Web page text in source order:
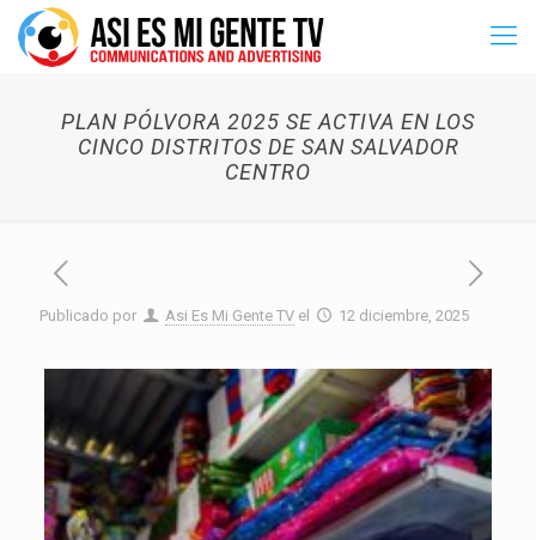
PLAN PÓLVORA 2025 SE ACTIVA EN LOS
CINCO DISTRITOS DE SAN SALVADOR
CENTRO
Publicado por Asi Es Mi Gente TV el 12 diciembre, 2025